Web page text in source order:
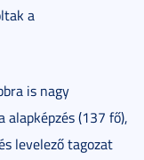
a
is nagy
(137 fő),
levelező tagozat